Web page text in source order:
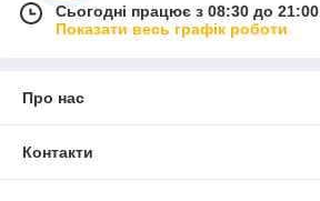
Сьогодні працює з 08:30 до 21:00
Показати весь графік роботи
Про нас
Контакти